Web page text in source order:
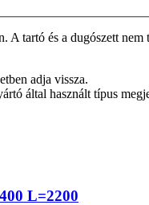
és a dugószett nem
adja vissza.
által használt típus
L=2200